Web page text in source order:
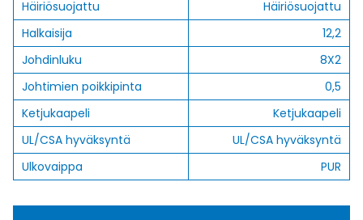
Häiriösuojattu
Häiriösuojattu
Halkaisija
12,2
Johdinluku
8X2
Johtimien poikkipinta
0,5
Ketjukaapeli
Ketjukaapeli
UL/CSA hyväksyntä
UL/CSA hyväksyntä
Ulkovaippa
PUR